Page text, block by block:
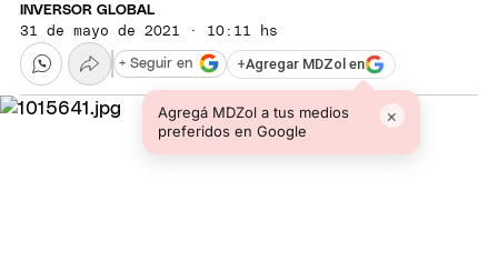
INVERSOR GLOBAL
31 de mayo de 2021 · 10:11 hs
+Agregar MDZol en
Agregá MDZol a tus medios
preferidos en Google
×
+ Seguir en